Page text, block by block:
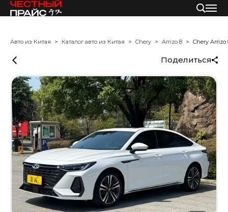
Авто из Китая Каталог авто из Китая Chery Arrizo 8 Chery Arrizo
Поделиться